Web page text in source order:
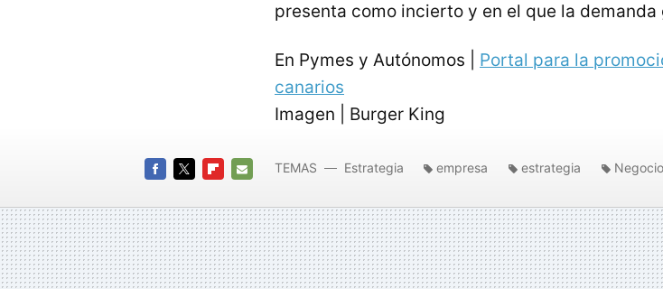
presenta como incierto y en el que la
En Pymes y Autónomos | Portal para la
canarios
Imagen | Burger King
MAIL
TEMAS Estrategia empresa estrategia Negocio